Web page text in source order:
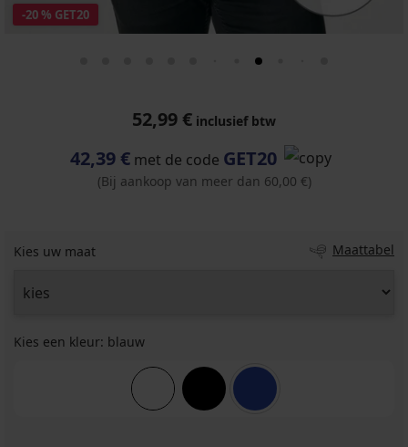
-20 % GET20
52,99 € inclusief btw
42,39 €met de code GET20
(Bij aankoop van meer dan 60,00 €)
Kies uw maat Maattabel
Kies een kleur: blauw